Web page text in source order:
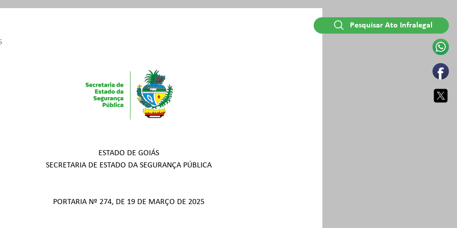
ESTADO DE GOIÁS
SECRETARIA DE ESTADO DA SEGURANÇA PÚBLICA
PORTARIA Nº 274, DE 19 DE MARÇO DE 2025
Pesquisar Ato Infralegal